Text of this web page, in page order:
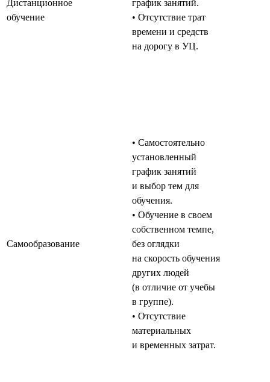
Дистанционное
обучение
график занятий.
• Отсутствие трат
времени и средств
на дорогу в УЦ.
Самообразование
• Самостоятельно
установленный
график занятий
и выбор тем для
обучения.
• Обучение в своем
собственном темпе,
без оглядки
на скорость обучения
других людей
(в отличие от учебы
в группе).
• Отсутствие
материальных
и временных затрат.